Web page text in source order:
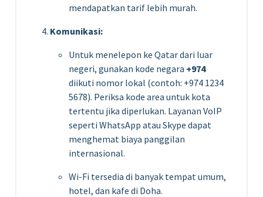
mendapatkan tarif lebih murah.
Komunikasi:
Untuk menelepon ke Qatar dari luar
negeri, gunakan kode negara +974
diikuti nomor lokal (contoh: +974 1234
5678). Periksa kode area untuk kota
tertentu jika diperlukan. Layanan VoIP
seperti WhatsApp atau Skype dapat
menghemat biaya panggilan
internasional.
Wi-Fi tersedia di banyak tempat umum,
hotel, dan kafe di Doha.